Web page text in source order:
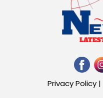
Privacy Policy |